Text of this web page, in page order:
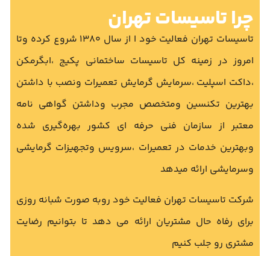
چرا تاسیسات تهران
تاسیسات تهران فعالیت خود ا از سال ۱۳۸۰ شروع کرده وتا
امروز در زمینه کل تاسیسات ساختمانی پکیج ،ابگرمکن
،داکت اسپلیت ،سرمایش گرمایش تعمیرات ونصب با داشتن
بهترین تکنسین ومتخصص مجرب وداشتن گواهی نامه
معتبر از سازمان فنی حرفه ای کشور بهره‌گیری شده
وبهترین خدمات در تعمیرات ،سرویس وتجهیزات گرمایشی
وسرمایشی ارائه میدهد
شرکت تاسیسات تهران فعالیت خود روبه صورت شبانه روزی
برای رفاه حال مشتریان ارائه می دهد تا بتوانیم رضایت
مشتری رو جلب کنیم